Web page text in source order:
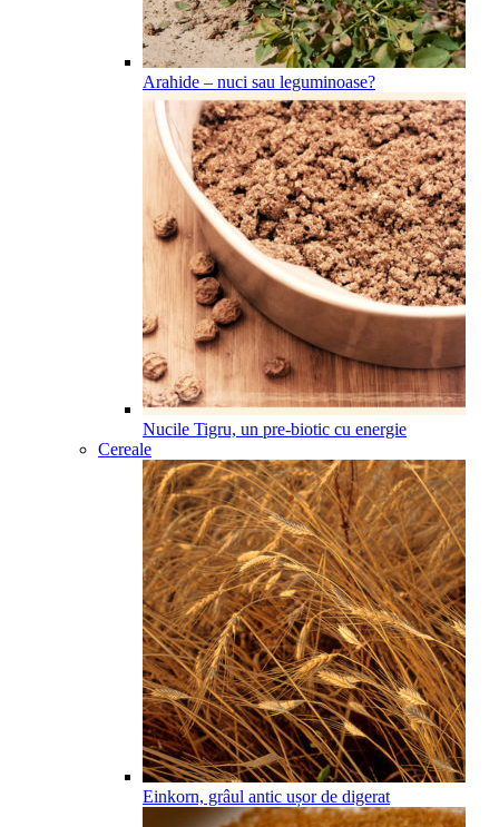
Arahide – nuci sau leguminoase?
Nucile Tigru, un pre-biotic cu energie
Cereale
Einkorn, grâul antic ușor de digerat